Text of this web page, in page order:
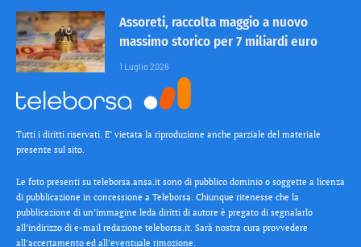
Assoreti, raccolta maggio a nuovo
massimo storico per 7 miliardi euro
1 Luglio 2026
Tutti i diritti riservati. E’ vietata la riproduzione anche parziale del materiale
presente sul sito.
Le foto presenti su teleborsa.ansa.it sono di pubblico dominio o soggette a licenza
di pubblicazione in concessione a Teleborsa. Chiunque ritenesse che la
pubblicazione di un’immagine leda diritti di autore è pregato di segnalarlo
all’indirizzo di e-mail redazione teleborsa.it. Sarà nostra cura provvedere
all’accertamento ed all’eventuale rimozione.